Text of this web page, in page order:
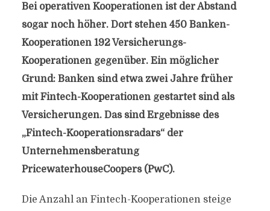
Bei operativen Kooperationen ist der Abstand
sogar noch höher. Dort stehen 450 Banken-
Kooperationen 192 Versicherungs-
Kooperationen gegenüber. Ein möglicher
Grund: Banken sind etwa zwei Jahre früher
mit Fintech-Kooperationen gestartet sind als
Versicherungen. Das sind Ergebnisse des
„Fintech-Kooperationsradars“ der
Unternehmensberatung
PricewaterhouseCoopers (PwC).
Die Anzahl an Fintech-Kooperationen steige